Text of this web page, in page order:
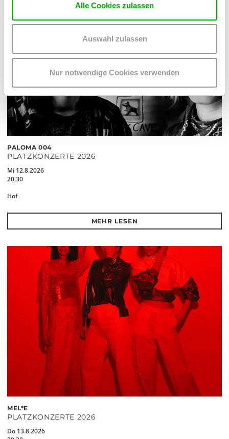
Alle Cookies zulassen
Auswahl zulassen
Nur notwendige Cookies verwenden
PALOMA 004
PLATZKONZERTE 2026
Mi 12.8.2026
20.30
Hof
MEHR LESEN
MEL*E
PLATZKONZERTE 2026
Do 13.8.2026